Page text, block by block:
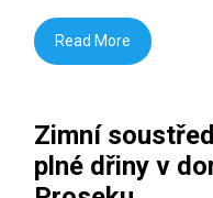
Read More
Zimní
plné dřiny v